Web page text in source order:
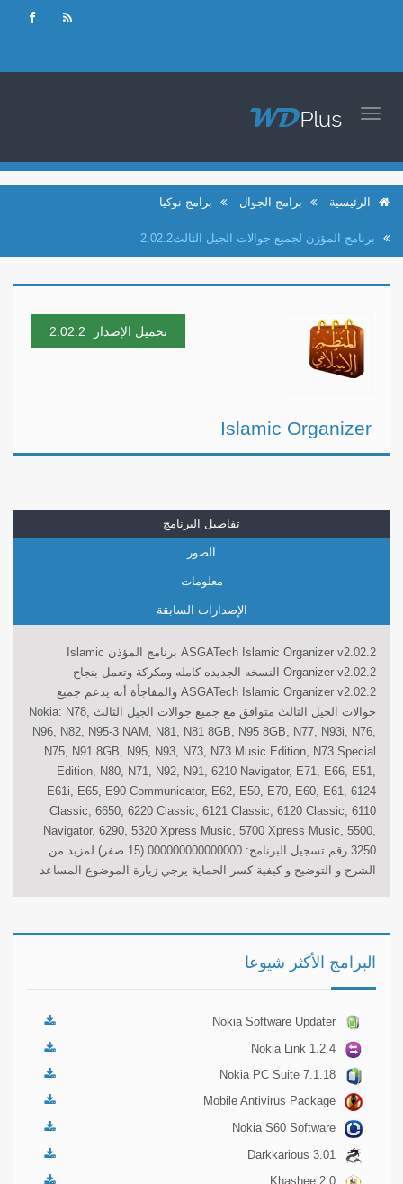
TOGGLE
الرئيسية برامج الجوال برامج نوكيا
برنامج المؤزن لجميع جوالات الجيل الثالث2.02.2
Islamic Organizer
تحميل الإصدار 2.02.2
تفاصيل البرنامج
الصور
معلومات
الإصدارات السابقة
ASGATech Islamic Organizer v2.02.2 برنامج المؤذن Islamic
Organizer v2.02.2 النسخه الجديده كامله ومكركة وتعمل بنجاح
ASGATech Islamic Organizer v2.02.2 والمفاجأة أنه يدعم جميع
جوالات الجيل الثالث متوافق مع جميع جوالات الجيل الثالث Nokia: N78,
N96, N82, N95-3 NAM, N81, N81 8GB, N95 8GB, N77, N93i, N76,
N75, N91 8GB, N95, N93, N73, N73 Music Edition, N73 Special
Edition, N80, N71, N92, N91, 6210 Navigator, E71, E66, E51,
E61i, E65, E90 Communicator, E62, E50, E70, E60, E61, 6124
Classic, 6650, 6220 Classic, 6121 Classic, 6120 Classic, 6110
Navigator, 6290, 5320 Xpress Music, 5700 Xpress Music, 5500,
3250 رقم تسجيل البرنامج: 000000000000000 (15 صفر) لمزيد من
الشرح و التوضيح و كيفية كسر الحماية يرجي زيارة الموضوع المساعد
البرامج الأكثر شيوعا
Nokia Software Updater
3.0.6
Nokia Link 1.2.4
Nokia PC Suite 7.1.18
Mobile Antivirus Package
16 App
Nokia S60 Software
Package 1
Darkkarious 3.01
Khashee 2.0